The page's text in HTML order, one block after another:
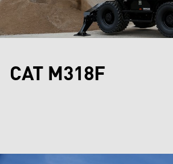
CAT M318F